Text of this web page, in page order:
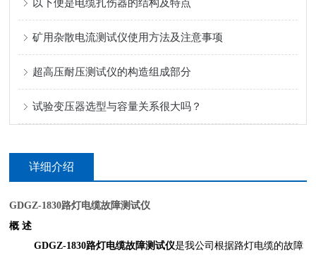
以下便是电缆扎伤器的结构及特点
矿用杂散电流测试仪使用方法及注意事项
超高压耐压测试仪的构造组成部分
试验变压器选型与容量关系很大吗？
详细介绍
GDGZ-1830路灯电缆故障测试仪
概 述
GDGZ-1830路灯电缆故障测试仪是我公司根据路灯电缆的故障